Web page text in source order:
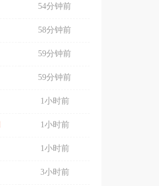
54分钟前
58分钟前
59分钟前
59分钟前
1小时前
1小时前
1小时前
3小时前